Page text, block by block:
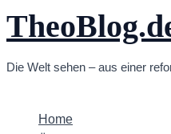
Zum
Inhalt
Die Welt sehen – aus einer
Home